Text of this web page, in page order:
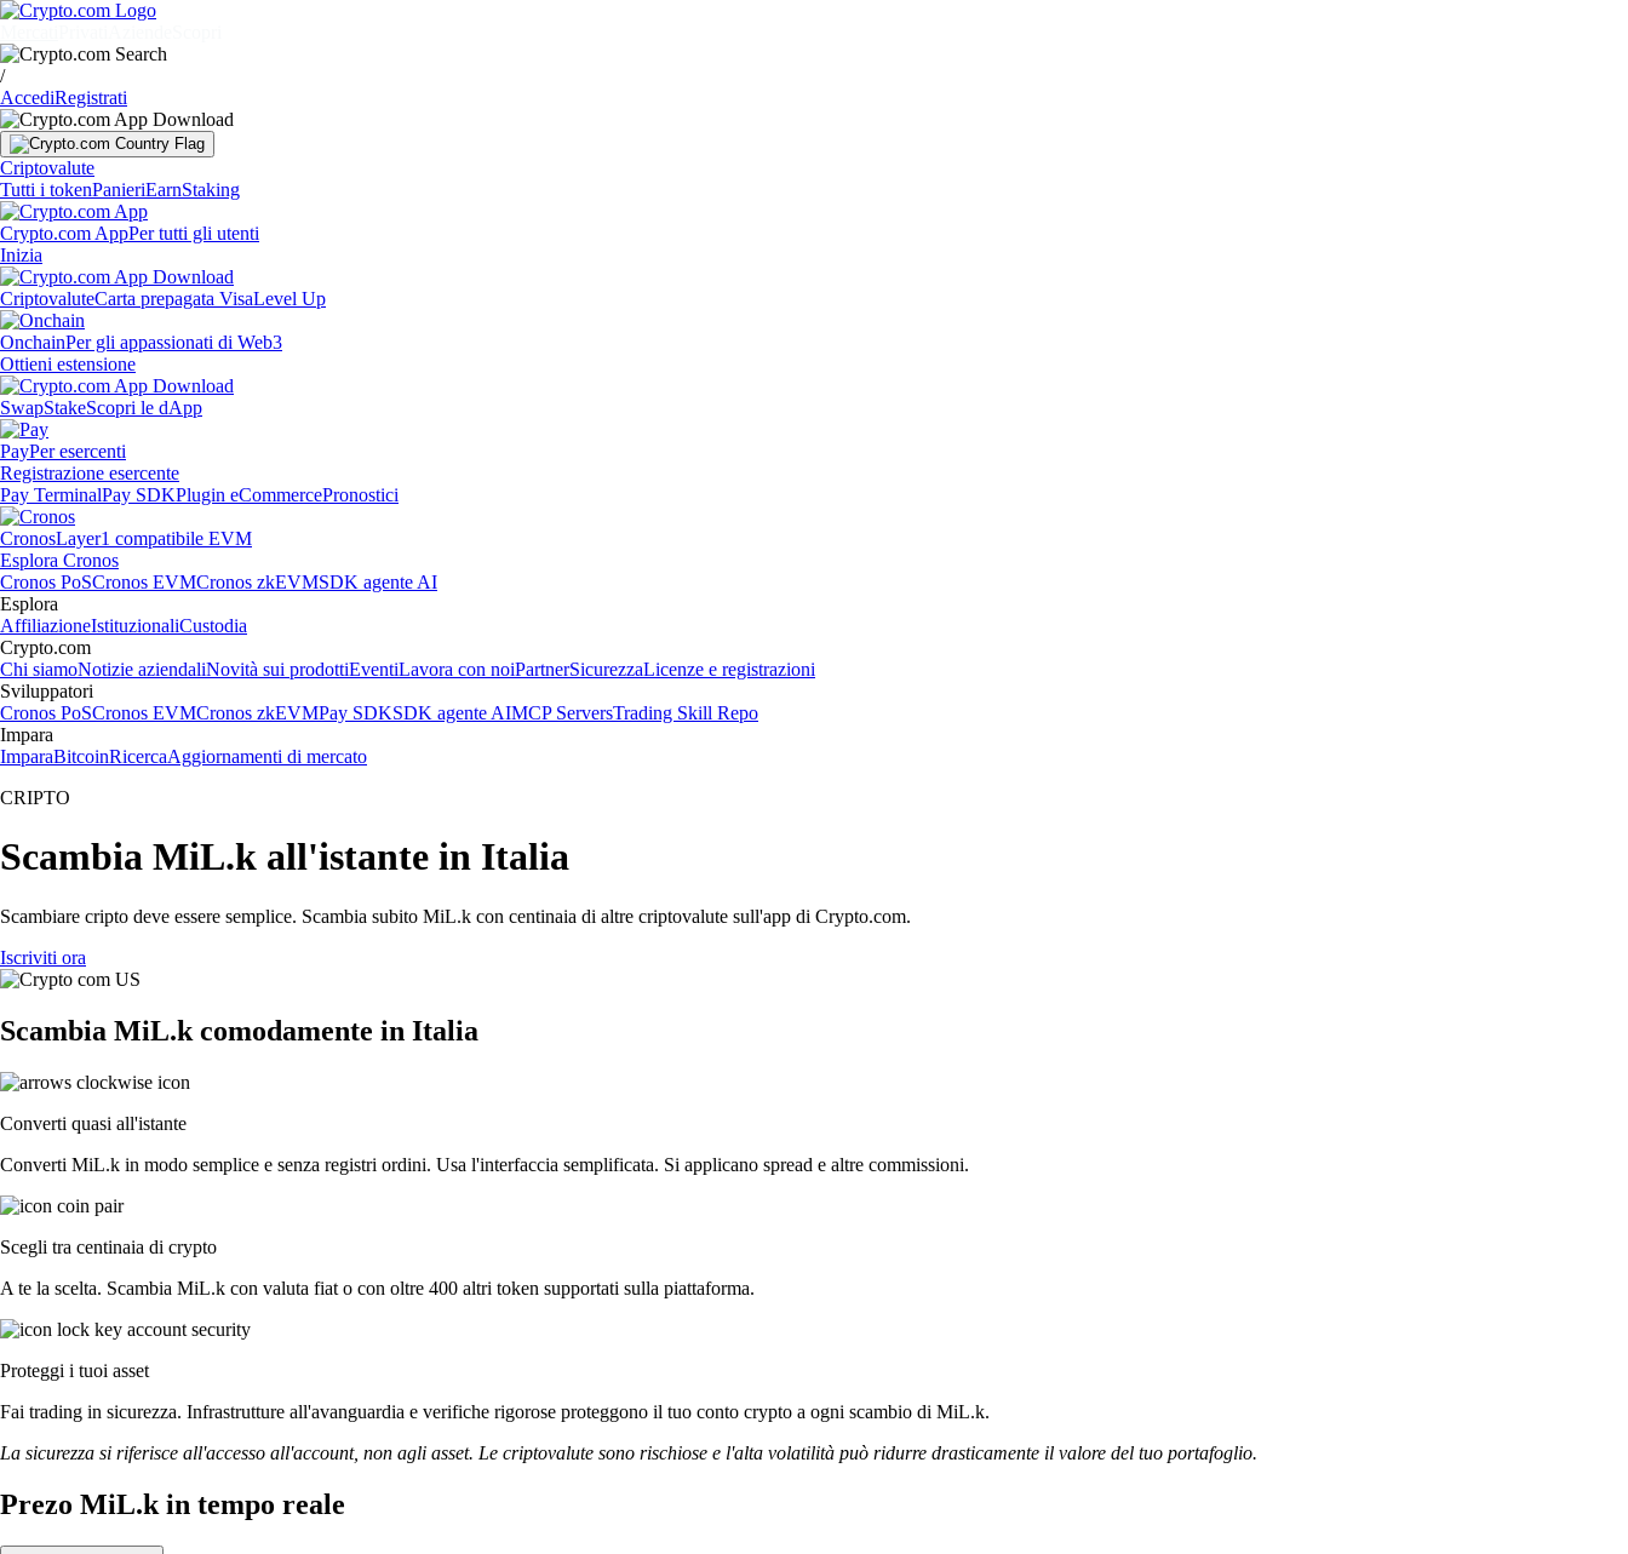
/
AccediRegistrati
Criptovalute
Tutti i tokenPanieriEarnStaking
Crypto.com AppPer tutti gli utenti
Inizia
CriptovaluteCarta prepagata VisaLevel Up
OnchainPer gli appassionati di Web3
Ottieni estensione
SwapStakeScopri le dApp
PayPer esercenti
Registrazione esercente
Pay TerminalPay SDKPlugin eCommercePronostici
CronosLayer1 compatibile EVM
Esplora Cronos
Cronos PoSCronos EVMCronos zkEVMSDK agente AI
Esplora
AffiliazioneIstituzionaliCustodia
Crypto.com
Chi siamoNotizie aziendaliNovità sui prodottiEventiLavora con noiPartnerSicurezzaLicenze e registrazioni
Sviluppatori
Cronos PoSCronos EVMCronos zkEVMPay SDKSDK agente AIMCP ServersTrading Skill Repo
Impara
ImparaBitcoinRicercaAggiornamenti di mercato
CRIPTO
Scambia MiL.k all'istante in Italia
Scambiare cripto deve essere semplice. Scambia subito MiL.k con centinaia di altre criptovalute sull'app di Crypto.com.
Iscriviti ora
Scambia MiL.k comodamente in Italia
Converti quasi all'istante
Converti MiL.k in modo semplice e senza registri ordini. Usa l'interfaccia semplificata. Si applicano spread e altre commissioni.
Scegli tra centinaia di crypto
A te la scelta. Scambia MiL.k con valuta fiat o con oltre 400 altri token supportati sulla piattaforma.
Proteggi i tuoi asset
Fai trading in sicurezza. Infrastrutture all'avanguardia e verifiche rigorose proteggono il tuo conto crypto a ogni scambio di MiL.k.
La sicurezza si riferisce all'accesso all'account, non agli asset. Le criptovalute sono rischiose e l'alta volatilità può ridurre drasticamente il valore del tuo portafoglio.
Prezo MiL.k in tempo reale